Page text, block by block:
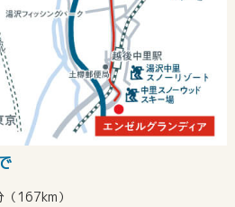
167km）